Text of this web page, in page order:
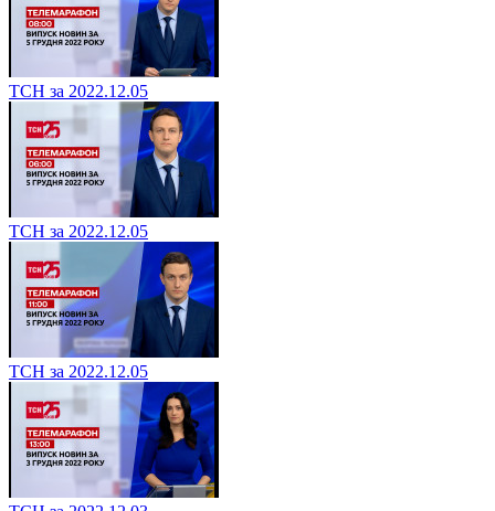
ТСН за 2022.12.05
ТСН за 2022.12.05
ТСН за 2022.12.05